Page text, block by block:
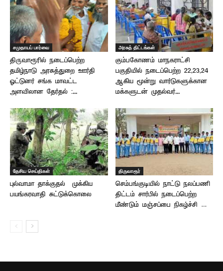
சமுதாயப் பார்வை
திருவாரூரில் நடைப்பெற்ற
தமிழ்நாடு அரசுத்துறை ஊர்தி
ஓட்டுனர் சங்க மாவட்ட
அளவிலான தேர்தல் :...
அரசுத் திட்டங்கள்
கும்பகோணம் மாநகராட்சி
பகுதியில் நடைப்பெற்ற 22,23,24
ஆகிய மூன்று வார்டுகளுக்கான
மக்களுடன் முதல்வர்...
தேசிய செய்திகள்
புல்வாமா தாக்குதல் – முக்கிய
பயங்கரவாதி சுட்டுக்கொலை
திருவாரூர்
செம்பங்குடியில் நாட்டு நலப்பணி
திட்டம் சார்பில் நடைப்பெற்ற
மீண்டும் மஞ்சப்பை நிகழ்ச்சி …